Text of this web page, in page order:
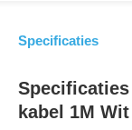
Specificaties
kabel 1M Wit